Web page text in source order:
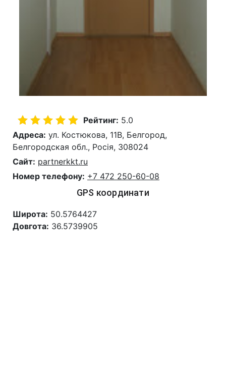
Рейтинг: 5.0
Адреса: ул. Костюкова, 11В, Белгород,
Белгородская обл., Росія, 308024
Сайт: partnerkkt.ru
Номер телефону: +7 472 250-60-08
GPS координати
Широта: 50.5764427
Довгота: 36.5739905